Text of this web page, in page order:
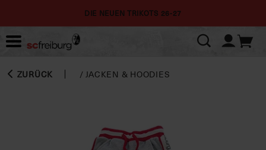
DIE NEUEN TRIKOTS 26-27
ZURÜCK /JACKEN & HOODIES